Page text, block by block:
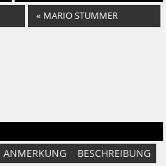
« MARIO STUMMER
ANMERKUNG
BESCHREIBUNG